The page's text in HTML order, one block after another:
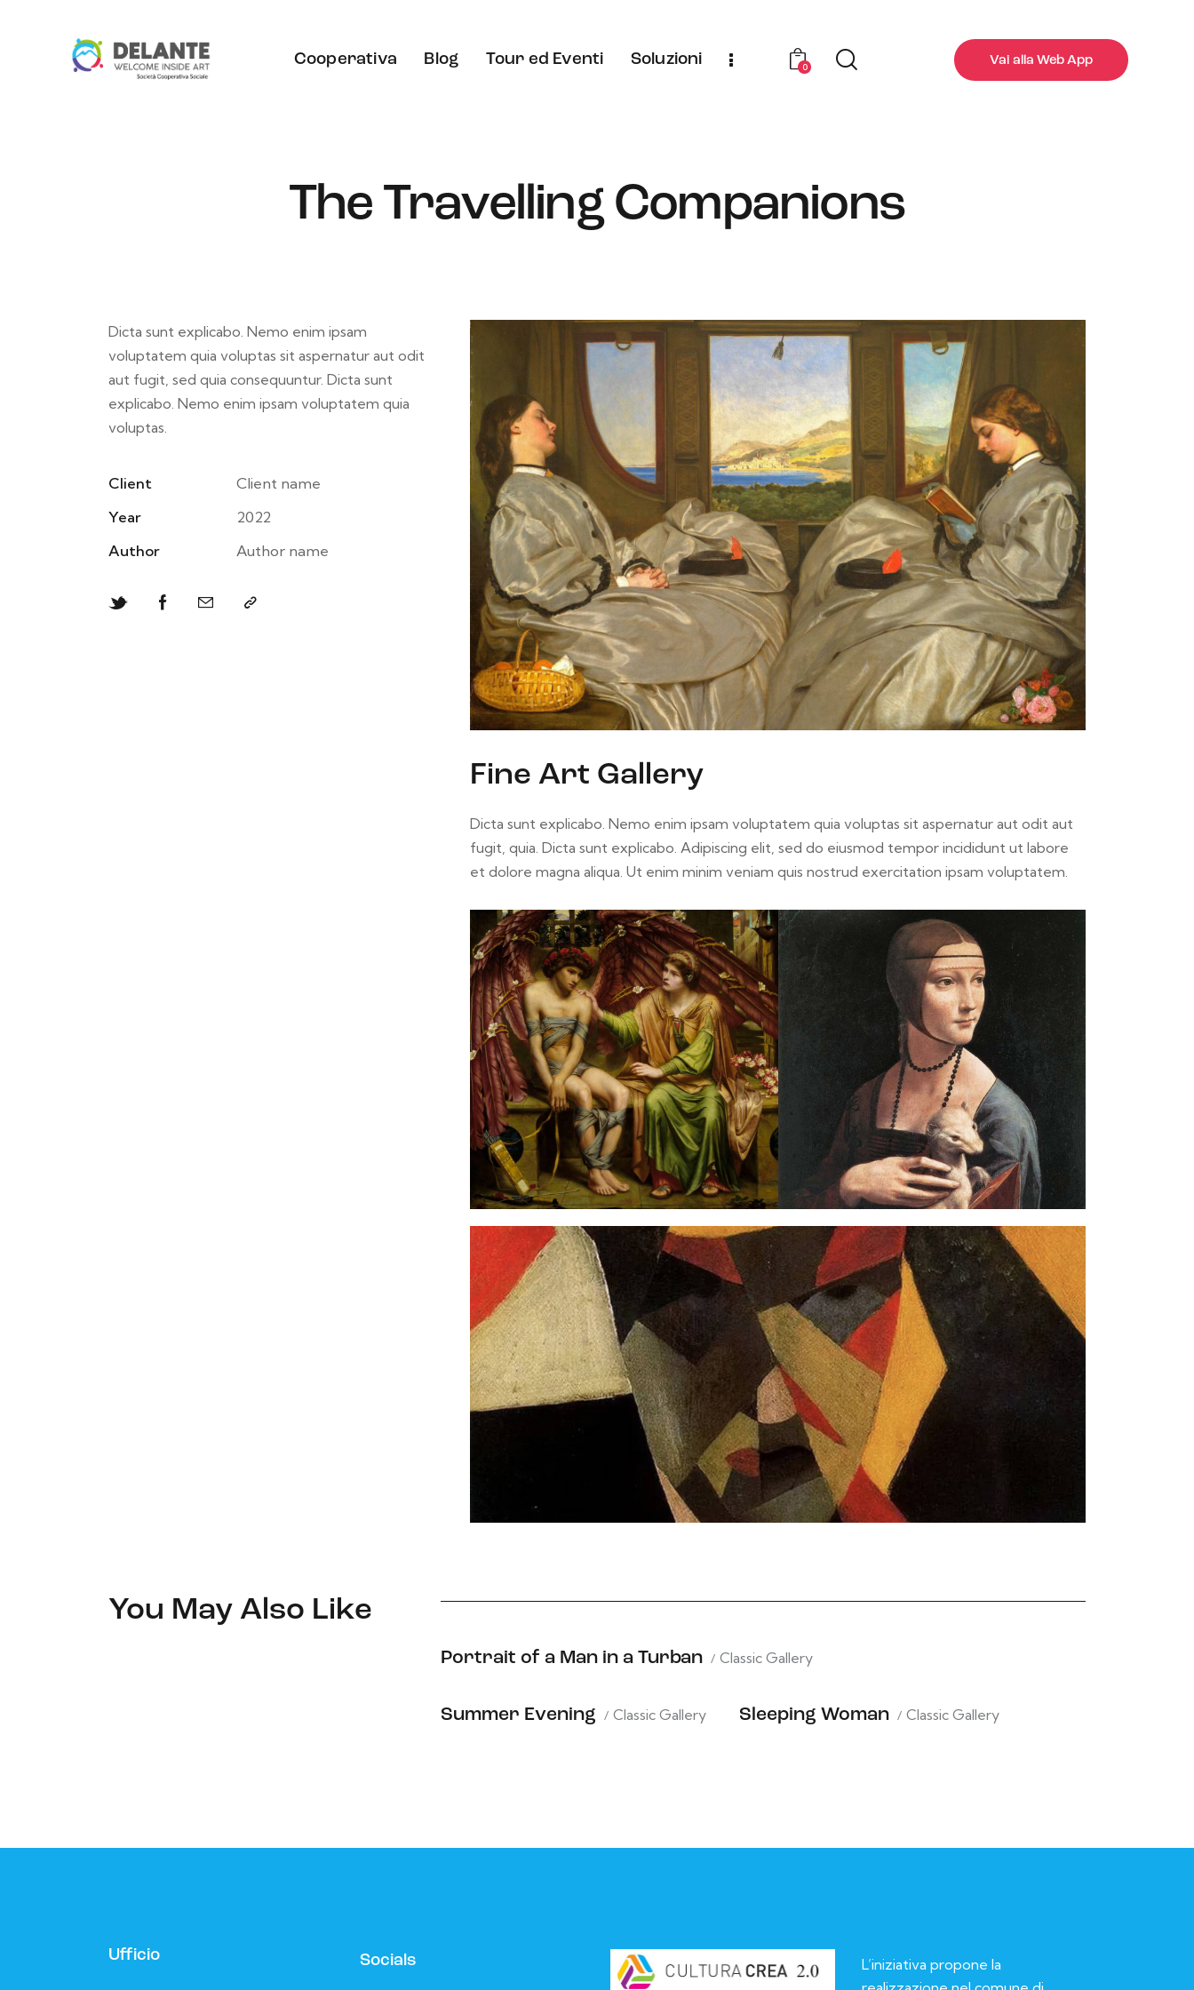
Cooperativa Blog Tour ed Eventi Soluzioni 0 Vai alla Web App
The Travelling Companions
Dicta sunt explicabo. Nemo enim ipsam
voluptatem quia voluptas sit aspernatur aut odit
aut fugit, sed quia consequuntur. Dicta sunt
explicabo. Nemo enim ipsam voluptatem quia
voluptas.
Client
Client name
Year
2022
Author
Author name
Fine Art Gallery
Dicta sunt explicabo. Nemo enim ipsam voluptatem quia voluptas sit aspernatur aut odit aut
fugit, quia. Dicta sunt explicabo. Adipiscing elit, sed do eiusmod tempor incididunt ut labore
et dolore magna aliqua. Ut enim minim veniam quis nostrud exercitation ipsam voluptatem.
You May Also Like
Classic Gallery
Portrait of a Man in a Turban
Classic Gallery
Summer Evening Classic Gallery
Sleeping Woman
Ufficio Socials
L’iniziativa propone la